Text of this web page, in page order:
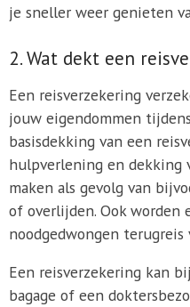
je sneller weer genieten
2. Wat dekt een
Een reisverzekering
jouw eigendommen
basisdekking van een
hulpverlening en dekking
maken als gevolg van
of overlijden. Ook worden
noodgedwongen terugreis
Een reisverzekering kan
bagage of een